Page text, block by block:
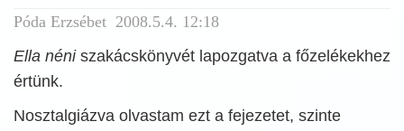
Póda Erzsébet 2008.5.4. 12:18
Ella néniszakácskönyvét lapozgatva a főzelékekhez
értünk.
Nosztalgiázva olvastam ezt a fejezetet, szinte